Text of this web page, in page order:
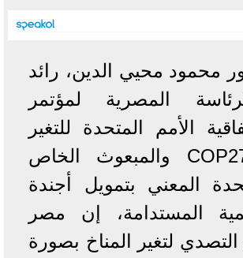
محمود محيي الدين، رائد
المصرية لمؤتمر
الأمم المتحدة للتغير
المناخي COP27 والمبعوث الخاص
المعني بتمويل أجندة
للتنمية المستدامة، إن مصر
لتغير المناخ بصورة